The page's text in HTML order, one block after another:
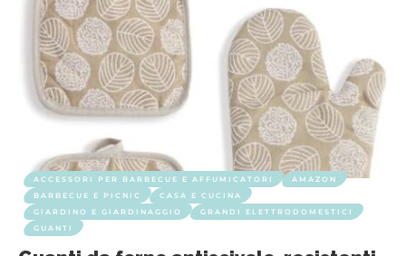
ACCESSORI PER BARBECUE E AFFUMICATORI
AMAZON
BARBECUE E PICNIC
CASA E CUCINA
GIARDINO E GIARDINAGGIO
GRANDI ELETTRODOMESTICI
GUANTI